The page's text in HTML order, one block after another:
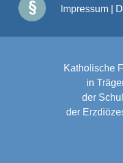
Impressum
Katholische
in
der
der